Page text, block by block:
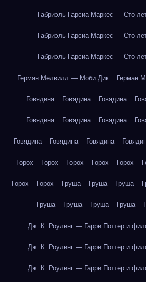
Габриэль Гарсиа Маркес — Сто
Габриэль Гарсиа Маркес — Сто
Габриэль Гарсиа Маркес — Сто
Герман Мелвилл — Моби Дик Герман
Говядина Говядина Говядина
Говядина Говядина Говядина
Говядина Говядина Говядина
Горох Горох Горох Горох Горох
Горох Горох Груша Груша Груша
Груша Груша Груша Груша
Дж. К. Роулинг — Гарри Поттер и
Дж. К. Роулинг — Гарри Поттер и
Дж. К. Роулинг — Гарри Поттер и